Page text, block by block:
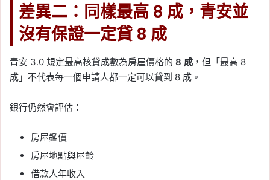
差異二：同樣最高 8 成，青安並
沒有保證一定貸 8 成
青安 3.0 規定最高核貸成數為房屋價格的 8 成 ，但「最高 8
成」不代表每一個申請人都一定可以貸到 8 成。
銀行仍然會評估：
房屋鑑價
房屋地點與屋齡
借款人年收入